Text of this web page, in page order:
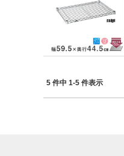
5 件中 1-5 件表示